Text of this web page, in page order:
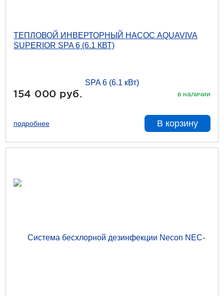
ТЕПЛОВОЙ ИНВЕРТОРНЫЙ НАСОС AQUAVIVA
SUPERIOR SPA 6 (6.1 КВТ)
154 000 руб. в наличии
подробнее В корзину